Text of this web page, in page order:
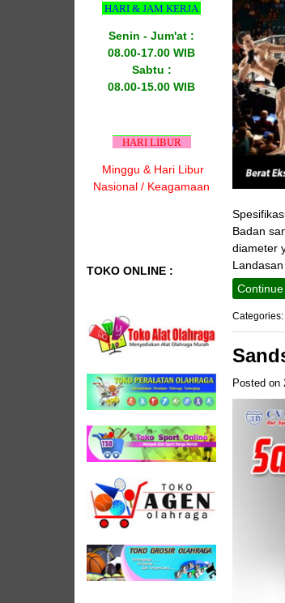
Badan
diameter
Categories:
Posted on
HARI & JAM KERJA
Senin - Jum'at :
08.00-17.00 WIB
Sabtu :
08.00-15.00 WIB
HARI LIBUR
Minggu & Hari Libur
Nasional / Keagamaan
TOKO ONLINE :